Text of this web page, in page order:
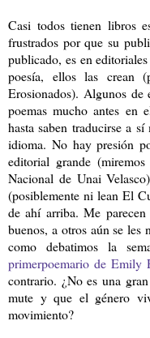
Casi todos tienen libros
frustrados por que su
publicado, es en
poesía, ellos las crean
Erosionados). Algunos
poemas mucho antes en
hasta saben traducirse a
idioma. No hay presión
editorial grande
Nacional de Unai
(posiblemente ni lean El
de ahí arriba. Me
buenos, a otros aún se les
como debatimos la
primerpoemario de Emily
contrario. ¿No es una
mute y que el género
movimiento?